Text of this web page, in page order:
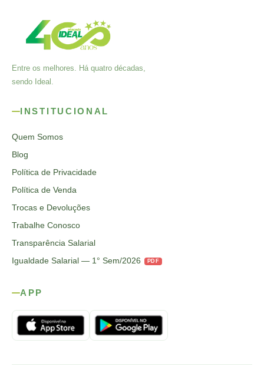
Entre os melhores. Há quatro décadas,
sendo Ideal.
INSTITUCIONAL
Quem Somos
Blog
Política de Privacidade
Política de Venda
Trocas e Devoluções
Trabalhe Conosco
Transparência Salarial
Igualdade Salarial — 1° Sem/2026
PDF
APP